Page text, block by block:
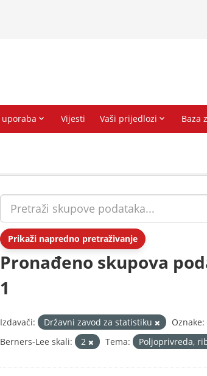
Prikaži napredno pretraživanje
Pronađeno skupova
1
Izdavači: Državni zavod za statistiku Oznake:
Berners-Lee skali:
2 Tema: Poljoprivreda,